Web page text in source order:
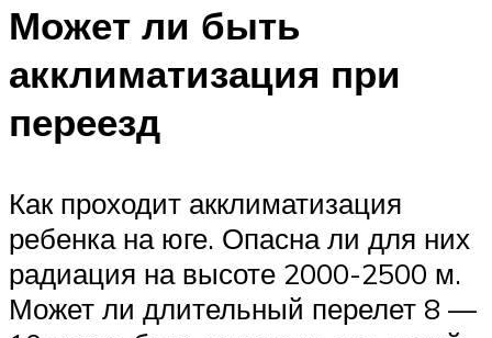
Может ли быть
акклиматизация при
переезд
Как проходит акклиматизация
ребенка на юге. Опасна ли для них
радиация на высоте 2000-2500 м.
Может ли длительный перелет 8 —